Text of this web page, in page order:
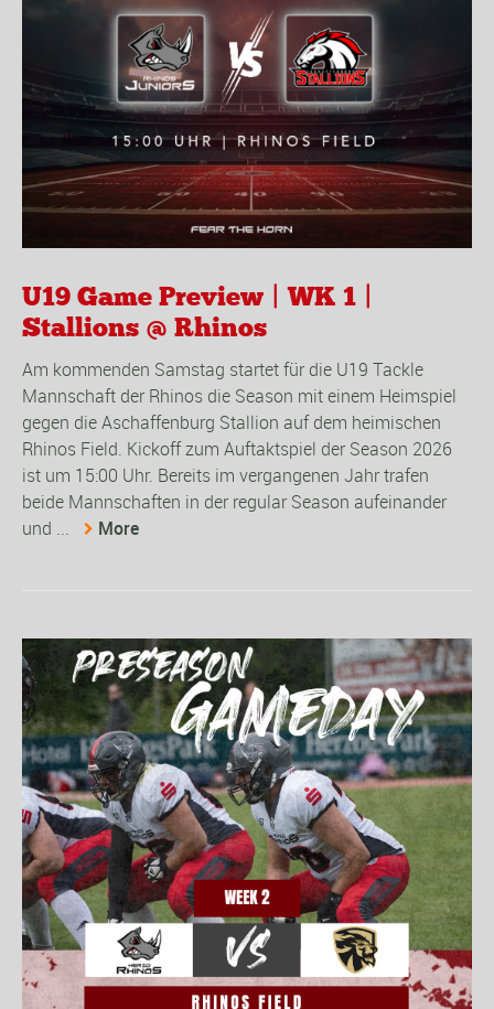
U19 Game Preview | WK 1 |
Stallions @ Rhinos
Am kommenden Samstag startet für die U19 Tackle
Mannschaft der Rhinos die Season mit einem Heimspiel
gegen die Aschaffenburg Stallion auf dem heimischen
Rhinos Field. Kickoff zum Auftaktspiel der Season 2026
ist um 15:00 Uhr. Bereits im vergangenen Jahr trafen
beide Mannschaften in der regular Season aufeinander
und ...
More